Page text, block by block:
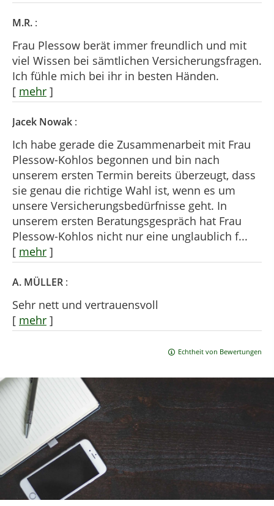
M.R. :
Frau Plessow berät immer freundlich und mit
viel Wissen bei sämtlichen Versicherungsfragen.
Ich fühle mich bei ihr in besten Händen.
[ mehr ]
Jacek Nowak :
Ich habe gerade die Zusammenarbeit mit Frau
Plessow-Kohlos begonnen und bin nach
unserem ersten Termin bereits überzeugt, dass
sie genau die richtige Wahl ist, wenn es um
unsere Versicherungsbedürfnisse geht. In
unserem ersten Beratungsgespräch hat Frau
Plessow-Kohlos nicht nur eine unglaublich f...
[ mehr ]
A. MÜLLER :
Sehr nett und vertrauensvoll
[ mehr ]
Echtheit von Bewertungen